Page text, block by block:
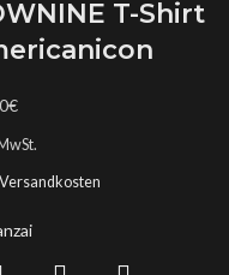
T-Shirt
€
Versandkosten